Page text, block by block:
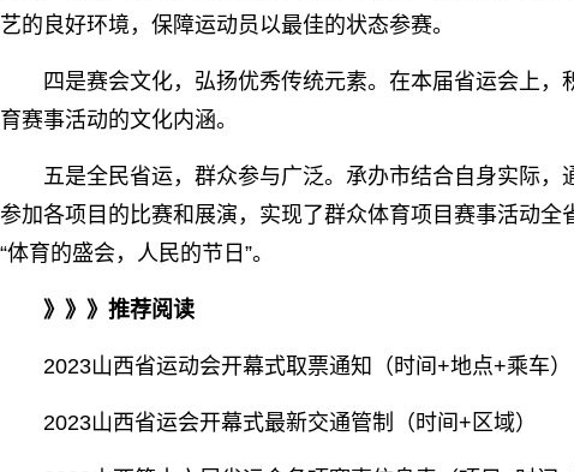
艺的良好环境，保障运动员以最佳的状态参赛。
四是赛会文化，弘扬优秀传统元素。在本届省运会上
育赛事活动的文化内涵。
五是全民省运，群众参与广泛。承办市结合自身实际
参加各项目的比赛和展演，实现了群众体育项目赛事活动
“体育的盛会，人民的节日”。
》》》推荐阅读
2023山西省运动会开幕式取票通知（时间+地点+乘车）
2023山西省运会开幕式最新交通管制（时间+区域）